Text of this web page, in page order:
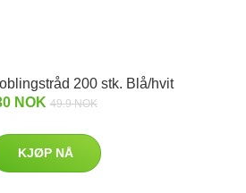
200 stk. Blå/hvit
NOK 49.9 NOK
KJØP NÅ